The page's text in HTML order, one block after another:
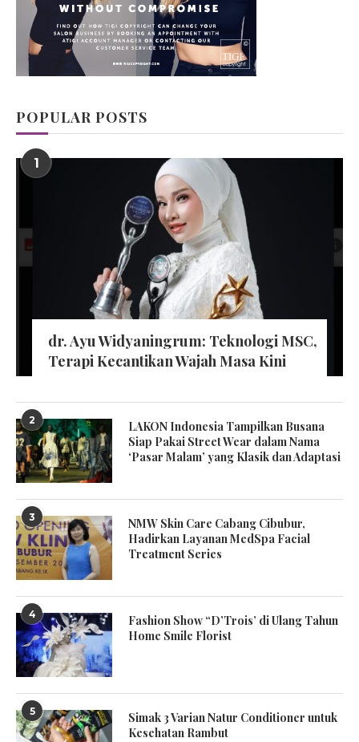
POPULAR POSTS
1
dr. Ayu Widyaningrum: Teknologi MSC,
Terapi Kecantikan Wajah Masa Kini
2
LAKON Indonesia Tampilkan Busana
Siap Pakai Street Wear dalam Nama
‘Pasar Malam’ yang Klasik dan Adaptasi
3
NMW Skin Care Cabang Cibubur,
Hadirkan Layanan MedSpa Facial
Treatment Series
4
Fashion Show “D’Trois’ di Ulang Tahun
Home Smile Florist
5
Simak 3 Varian Natur Conditioner untuk
Kesehatan Rambut